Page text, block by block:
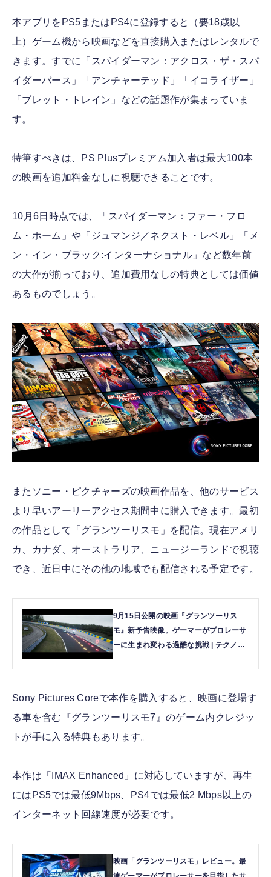
本アプリをPS5またはPS4に登録すると（要18歳以
上）ゲーム機から映画などを直接購入またはレンタルで
きます。すでに「スパイダーマン：アクロス・ザ・スパ
イダーバース」「アンチャーテッド」「イコライザー」
「ブレット・トレイン」などの話題作が集まっていま
す。
特筆すべきは、PS Plusプレミアム加入者は最大100本
の映画を追加料金なしに視聴できることです。
10月6日時点では、「スパイダーマン：ファー・フロ
ム・ホーム」や「ジュマンジ／ネクスト・レベル」「メ
ン・イン・ブラック:インターナショナル」など数年前
の大作が揃っており、追加費用なしの特典としては価値
あるものでしょう。
またソニー・ピクチャーズの映画作品を、他のサービス
より早いアーリーアクセス期間中に購入できます。最初
の作品として「グランツーリスモ」を配信。現在アメリ
カ、カナダ、オーストラリア、ニュージーランドで視聴
でき、近日中にその他の地域でも配信される予定です。
9月15日公開の映画『グランツーリス
モ』新予告映像。ゲーマーがプロレーサ
ーに生まれ変わる過酷な挑戦 | テクノエ
Sony Pictures Coreで本作を購入すると、映画に登場す
る車を含む『グランツーリスモ7』のゲーム内クレジッ
トが手に入る特典もあります。
本作は「IMAX Enhanced」に対応していますが、再生
にはPS5では最低9Mbps、PS4では最低2 Mbps以上の
インターネット回線速度が必要です。
映画「グランツーリスモ」レビュー。最